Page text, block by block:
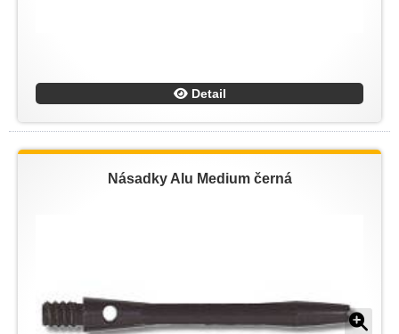
Detail
Násadky Alu Medium černá